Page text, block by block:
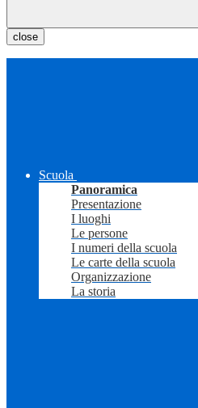
close
Scuola
Panoramica
Presentazione
I luoghi
Le persone
I numeri della scuola
Le carte della scuola
Organizzazione
La storia